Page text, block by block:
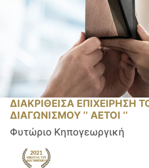
ΔΙΑΚΡΙΘΕΙΣΑ ΕΠΙΧΕΙΡΗΣΗ
ΔΙΑΓΩΝΙΣΜΟΥ ‘’ ΑΕΤΟΙ ‘’
Φυτώριο Κηπογεωργική